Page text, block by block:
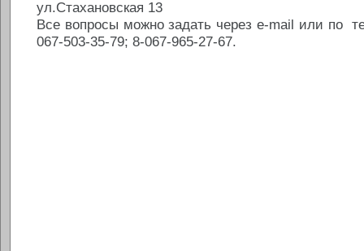
ул.Стахановская 13
Все вопросы можно задать через e-mail или по
067-503-35-79; 8-067-965-27-67.